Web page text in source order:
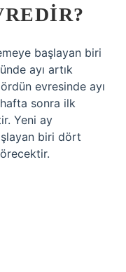
başlayan biri
ayı artık
evresinde ayı
sonra ilk
Yeni ay
biri dört